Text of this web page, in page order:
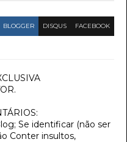
BLOGGER DISQUS FACEBOOK
Se identificar (não ser
Conter insultos,